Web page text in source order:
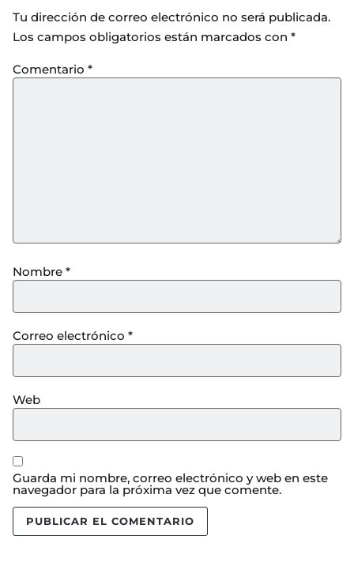
Tu dirección de correo electrónico no será publicada.
Los campos obligatorios están marcados con *
Comentario *
Nombre *
Correo electrónico *
Web
Guarda mi nombre, correo electrónico y web en este
navegador para la próxima vez que comente.